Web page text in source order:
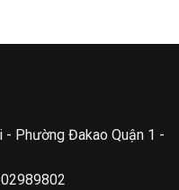
- Phường Đakao Quận 1 -